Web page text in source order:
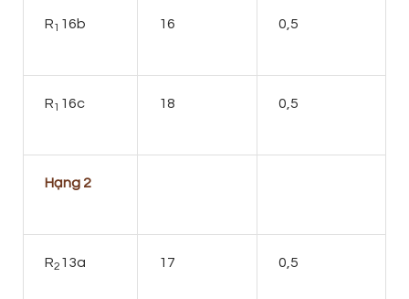
R1 16b 16 0,5
R1 16c 18 0,5
Hạng 2
R2 13a 17 0,5